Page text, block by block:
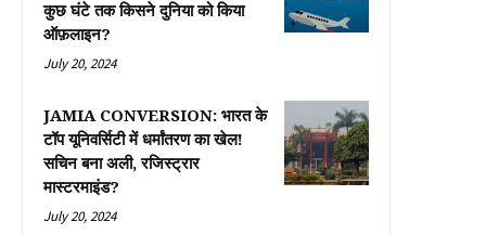
कुछ घंटे तक किसने दुनिया को किया
ऑफ़लाइन?
July 20, 2024
JAMIA CONVERSION: भारत के
टॉप यूनिवर्सिटी में धर्मांतरण का खेल!
सचिन बना अली, रजिस्ट्रार
मास्टरमाइंड?
July 20, 2024